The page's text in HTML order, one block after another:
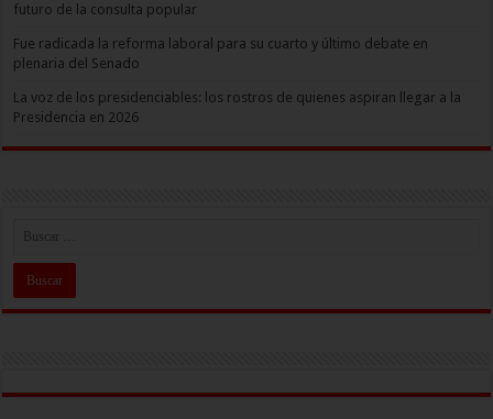
futuro de la consulta popular
Fue radicada la reforma laboral para su cuarto y último debate en
plenaria del Senado
La voz de los presidenciables: los rostros de quienes aspiran llegar a la
Presidencia en 2026